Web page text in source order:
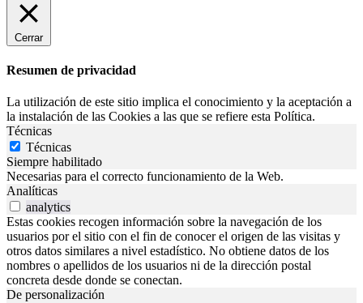
Cerrar
Resumen de privacidad
La utilización de este sitio implica el conocimiento y la aceptación a
la instalación de las Cookies a las que se refiere esta Política.
Técnicas
Técnicas
Siempre habilitado
Necesarias para el correcto funcionamiento de la Web.
Analíticas
analytics
Estas cookies recogen información sobre la navegación de los
usuarios por el sitio con el fin de conocer el origen de las visitas y
otros datos similares a nivel estadístico. No obtiene datos de los
nombres o apellidos de los usuarios ni de la dirección postal
concreta desde donde se conectan.
De personalización